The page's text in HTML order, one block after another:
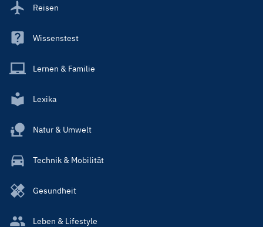
Reisen
Wissenstest
Lernen & Familie
Lexika
Natur & Umwelt
Technik & Mobilität
Gesundheit
Leben & Lifestyle